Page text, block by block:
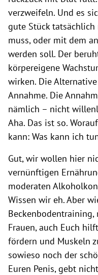
verzweifeln. Und es
gute Stück
muss, oder mit dem
werden soll. Der
körpereigene
wirken. Die
Annahme. Die
nämlich – nicht
Aha. Das ist so.
kann: Was kann ich
Gut, wir wollen hier
vernünftigen
moderaten
Wissen wir eh. Aber
Frauen, auch Euch
fördern und Muskeln
sowieso noch der
Euren Penis, gebt